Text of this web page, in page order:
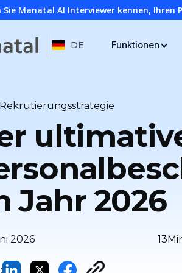
Sie Manatal AI Interviewer kennen,
DE Funktionen
Rekrutierungsstrategie
Jahr 2026
2026 13